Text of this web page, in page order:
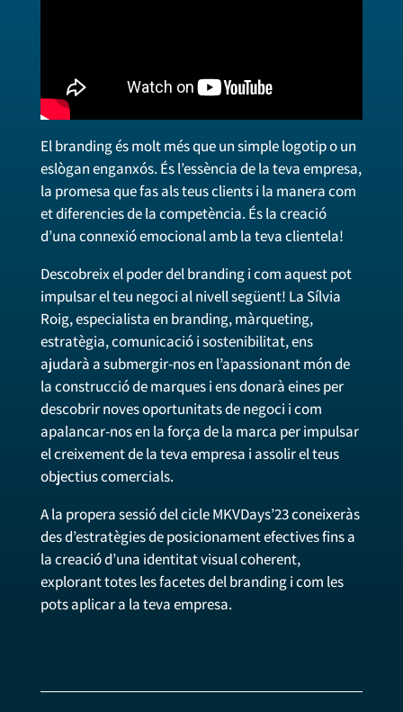
El branding és molt més que un simple logotip o un
eslògan enganxós. És l’essència de la teva empresa,
la promesa que fas als teus clients i la manera com
et diferencies de la competència. És la creació
d’una connexió emocional amb la teva clientela!
Descobreix el poder del branding i com aquest pot
impulsar el teu negoci al nivell següent! La Sílvia
Roig, especialista en branding, màrqueting,
estratègia, comunicació i sostenibilitat, ens
ajudarà a submergir-nos en l’apassionant món de
la construcció de marques i ens donarà eines per
descobrir noves oportunitats de negoci i com
apalancar-nos en la força de la marca per impulsar
el creixement de la teva empresa i assolir el teus
objectius comercials.
A la propera sessió del cicle MKVDays’23 coneixeràs
des d’estratègies de posicionament efectives fins a
la creació d’una identitat visual coherent,
explorant totes les facetes del branding i com les
pots aplicar a la teva empresa.